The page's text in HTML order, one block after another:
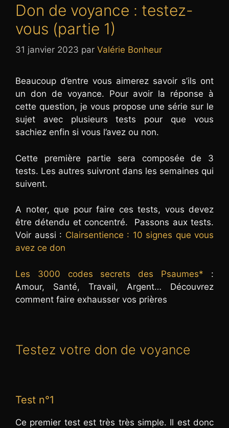
Don de voyance : testez-
vous (partie 1)
31 janvier 2023 par Valérie Bonheur
Beaucoup d’entre vous aimerez savoir s’ils ont
un don de voyance. Pour avoir la réponse à
cette question, je vous propose une série sur le
sujet avec plusieurs tests pour que vous
sachiez enfin si vous l’avez ou non.
Cette première partie sera composée de 3
tests. Les autres suivront dans les semaines qui
suivent.
A noter, que pour faire ces tests, vous devez
être détendu et concentré. Passons aux tests.
Voir aussi : Clairsentience : 10 signes que vous
avez ce don
Les 3000 codes secrets des Psaumes* :
Amour, Santé, Travail, Argent… Découvrez
comment faire exhausser vos prières
Testez votre don de voyance
Test n°1
Ce premier test est très très simple. Il est donc